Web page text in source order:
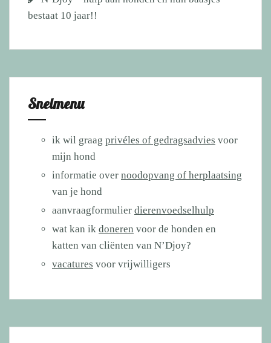
bestaat 10 jaar!!
Snelmenu
ik wil graag privéles of gedragsadvies voor
mijn hond
informatie over noodopvang of herplaatsing
van je hond
aanvraagformulier dierenvoedselhulp
wat kan ik doneren voor de honden en
katten van cliënten van N’Djoy?
vacatures voor vrijwilligers